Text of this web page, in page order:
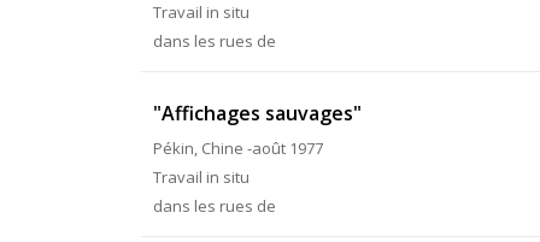
Travail in situ
dans les rues de
"Affichages sauvages"
Pékin, Chine -août 1977
Travail in situ
dans les rues de